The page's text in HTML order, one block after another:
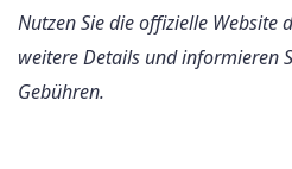
Nutzen Sie die offizielle Website
weitere Details und informieren
Gebühren.